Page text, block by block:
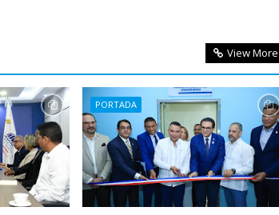
View More
PORTADA